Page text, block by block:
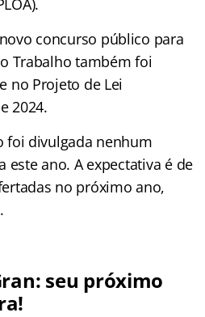
concurso público para
Trabalho também foi
no Projeto de Lei
2024.
foi divulgada nenhum
este ano. A expectativa é de
no próximo ano,
seu próximo